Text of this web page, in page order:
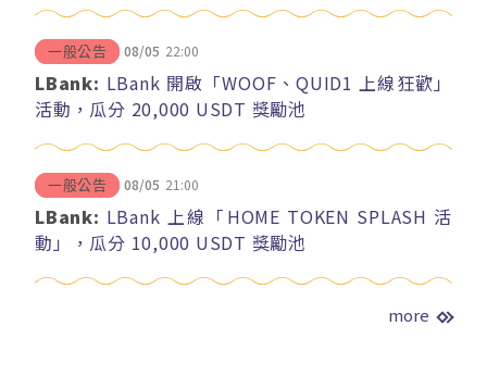
一般公告 08/05 22:00
LBank: LBank 開啟「WOOF、QUID1 上線狂歡」
活動，瓜分 20,000 USDT 獎勵池
一般公告 08/05 21:00
LBank: LBank 上線「HOME TOKEN SPLASH 活
動」，瓜分 10,000 USDT 獎勵池
more